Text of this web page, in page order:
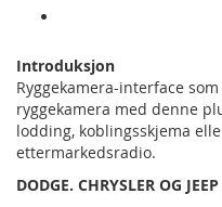
Introduksjon
Ryggekamera-interface
ryggekamera med denne
lodding, koblingsskjema
ettermarkedsradio.
DODGE. CHRYSLER OG